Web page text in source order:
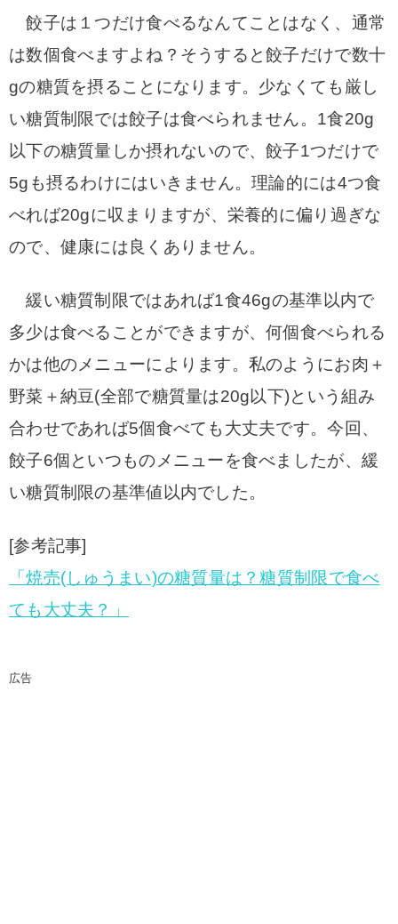
餃子は１つだけ食べるなんてことはなく、通常
は数個食べますよね？そうすると餃子だけで数十
gの糖質を摂ることになります。少なくても厳し
い糖質制限では餃子は食べられません。1食20g
以下の糖質量しか摂れないので、餃子1つだけで
5gも摂るわけにはいきません。理論的には4つ食
べれば20gに収まりますが、栄養的に偏り過ぎな
ので、健康には良くありません。
緩い糖質制限ではあれば1食46gの基準以内で
多少は食べることができますが、何個食べられる
かは他のメニューによります。私のようにお肉＋
野菜＋納豆(全部で糖質量は20g以下)という組み
合わせであれば5個食べても大丈夫です。今回、
餃子6個といつものメニューを食べましたが、緩
い糖質制限の基準値以内でした。
[参考記事]
「焼売(しゅうまい)の糖質量は？糖質制限で食べ
ても大丈夫？」
広告